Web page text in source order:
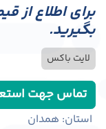
برای اطلاع از
بگیرید.
لایت باکس
تماس جهت
استان: همدان